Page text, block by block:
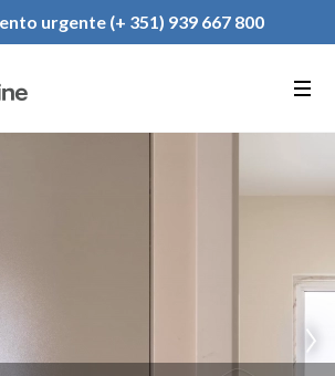
Registe a sua Instituição
urgente (+ 351) 939 667 800